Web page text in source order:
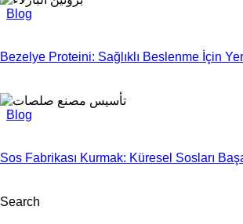
Blog
Bezelye Proteini: Sağlıklı Beslenme İçin
Blog
Sos Fabrikası Kurmak: Küresel Sosları
Search